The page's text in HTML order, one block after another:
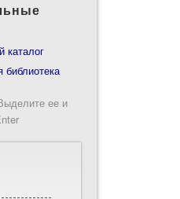
каталог
библиотека
ее и